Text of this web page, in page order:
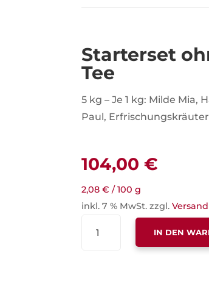
Starterset
Tee
5 kg – Je 1 kg: Milde Mia,
Paul,
104,00€
2,08€ /100 g
inkl. 7 % MwSt. zzgl.
OHNE
IN DEN